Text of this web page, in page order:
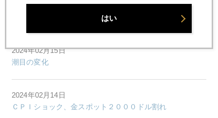
2024年02月16日
日本人が日本株を買えば、日経平均４万円時代も
2024年02月15日
潮目の変化
2024年02月14日
ＣＰＩショック、金スポット２０００ドル割れ
はい